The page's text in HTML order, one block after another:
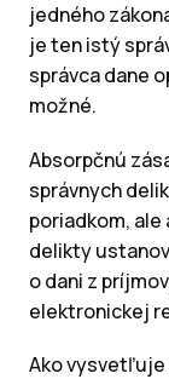
jedného
je ten istý
správca dane
možné.
Absorpčnú
správnych
poriadkom, ale
delikty
o dani z
elektronickej
Ako vysvetľuje